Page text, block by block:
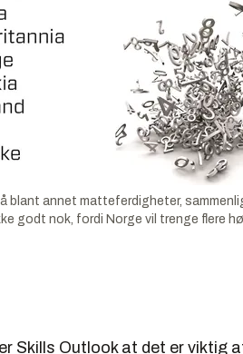
blant annet matteferdigheter,
godt nok, fordi Norge vil trenge flere
Skills Outlook at det er viktig